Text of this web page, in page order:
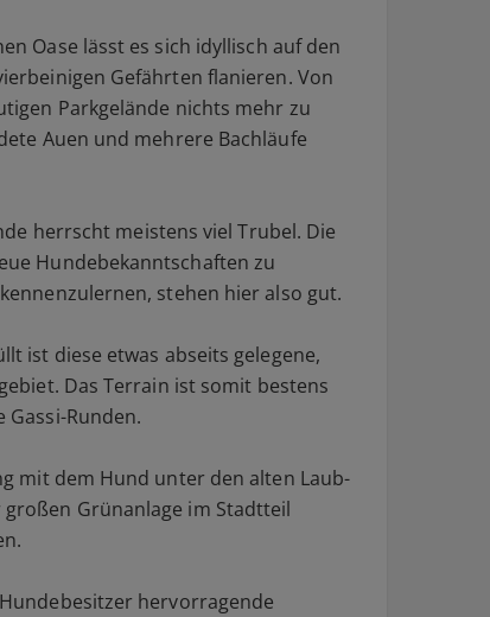
Oase lässt es sich idyllisch auf den
Gefährten flanieren. Von
Parkgelände nichts mehr zu
Auen und mehrere Bachläufe
herrscht meistens viel Trubel. Die
Hundebekanntschaften zu
stehen hier also gut.
ist diese etwas abseits gelegene,
Das Terrain ist somit bestens
Runden.
mit dem Hund unter den alten Laub-
Grünanlage im Stadtteil
hervorragende